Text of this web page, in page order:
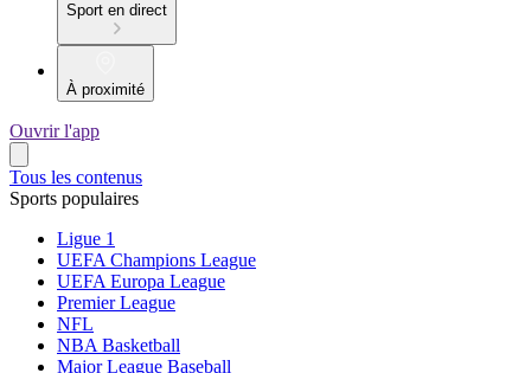
Sport en direct
À proximité
Ouvrir l'app
Tous les contenus
Sports populaires
Ligue 1
UEFA Champions League
UEFA Europa League
Premier League
NFL
NBA Basketball
Major League Baseball